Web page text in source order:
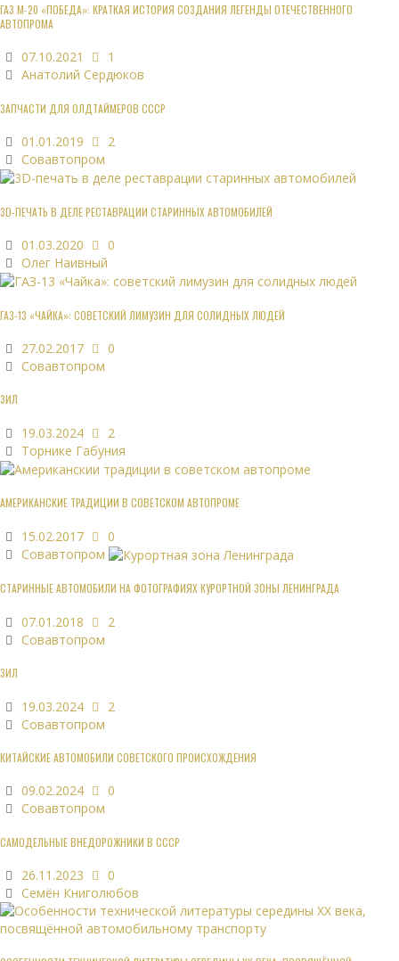
ГАЗ М-20 «ПОБЕДА»: КРАТКАЯ ИСТОРИЯ СОЗДАНИЯ ЛЕГЕНДЫ ОТЕЧЕСТВЕННОГО
АВТОПРОМА
07.10.2021
1
Анатолий Сердюков
ЗАПЧАСТИ ДЛЯ ОЛДТАЙМЕРОВ СССР
01.01.2019
2
Совавтопром
3D-ПЕЧАТЬ В ДЕЛЕ РЕСТАВРАЦИИ СТАРИННЫХ АВТОМОБИЛЕЙ
01.03.2020
0
Олег Наивный
ГАЗ-13 «ЧАЙКА»: СОВЕТСКИЙ ЛИМУЗИН ДЛЯ СОЛИДНЫХ ЛЮДЕЙ
27.02.2017
0
Совавтопром
ЗИЛ
19.03.2024
2
Торнике Габуния
АМЕРИКАНСКИЕ ТРАДИЦИИ В СОВЕТСКОМ АВТОПРОМЕ
15.02.2017
0
Совавтопром
СТАРИННЫЕ АВТОМОБИЛИ НА ФОТОГРАФИЯХ КУРОРТНОЙ ЗОНЫ ЛЕНИНГРАДА
07.01.2018
2
Совавтопром
ЗИЛ
19.03.2024
2
Совавтопром
КИТАЙСКИЕ АВТОМОБИЛИ СОВЕТСКОГО ПРОИСХОЖДЕНИЯ
09.02.2024
0
Совавтопром
САМОДЕЛЬНЫЕ ВНЕДОРОЖНИКИ В СССР
26.11.2023
0
Семён Книголюбов